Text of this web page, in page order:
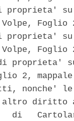
proprieta'
Foglio
proprieta'
Foglio
proprieta'
2,
nonche'
altro
di